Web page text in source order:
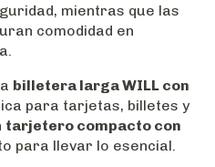
mientras que las
comodidad en
billetera larga WILL con
para tarjetas, billetes y
tarjetero compacto con
para llevar lo esencial.